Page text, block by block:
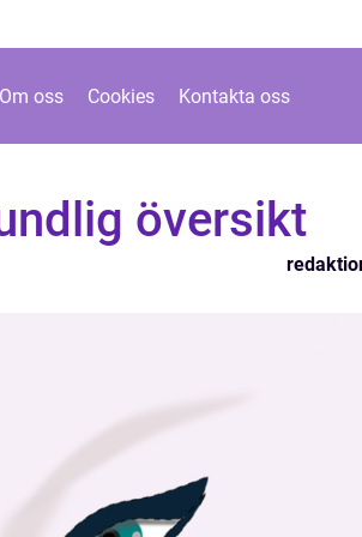
Om oss Cookies Kontakta oss
översikt